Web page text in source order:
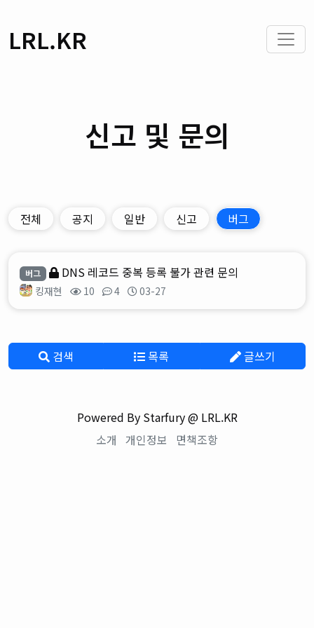
LRL.KR
신고 및 문의
전체 공지 일반 신고 버그
버그 DNS 레코드 중복 등록 불가 관련 문의
킹재현 10 4 03-27
검색 목록 글쓰기
Powered By Starfury @ LRL.KR
소개 개인정보 면책조항